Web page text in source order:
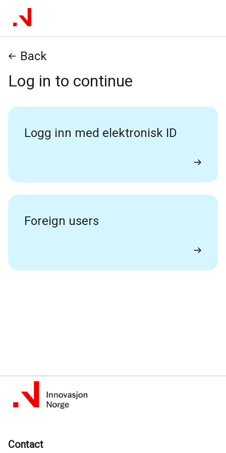
Back
Log in to continue
Logg inn med elektronisk ID
Foreign users
Contact